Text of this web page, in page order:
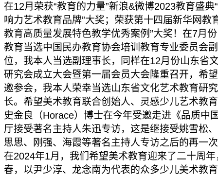
在12月荣获“教育的力量”新浪&微博2023教育盛典
响力艺术教育品牌”大奖；荣获第十四届新华网教
教育高质量发展特色教学优秀案例”大奖！在7月
教育当选中国民办教育协会培训教育专业委员会
位，我本人当选副理事长，同样在12月份山东省
研究会成立大会暨第一届会员大会隆重召开，希
邀参会，我本人荣幸当选山东省文化艺术教育研
长。希望美术教育联合创始人、灵感少儿艺术教
史金良（Horace）博士在今年受邀走进《品质中
厅接受著名主持人朱迅专访，这是继接受姚雪松
思思、刚强、海霞等著名主持人专访之后的再一
在2024年1月，我们希望美术教育迎来了二十周
春，以尹少淳、龙念南为代表的众多少儿美术教